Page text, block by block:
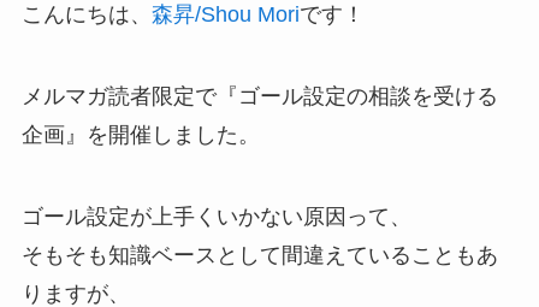
こんにちは、 森昇/Shou Moriです！
メルマガ読者限定で『ゴール設定の相談を受ける
企画』を開催しました。
ゴール設定が上手くいかない原因って、
そもそも知識ベースとして間違えていることもあ
りますが、